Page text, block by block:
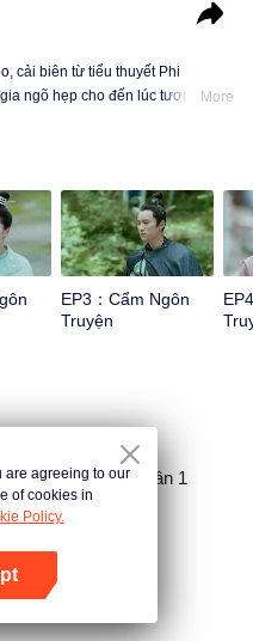
cải biên từ tiểu thuyết Phi
ngõ hẹp cho đến lúc tương thân
More
EP3：Cẩm Ngôn
Truyện
Bệ Hạ Của Ta Phần 1
Quyền
are agreeing to our
of cookies in
Policy.